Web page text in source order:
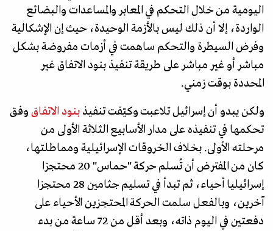
اليومية من خلال التحكم في المعابر والمساعدات والبضائع
الواردة، إلا أن ذلك ليس بالأزمة الوحيدة، حيث إن الإشكالية
وفرض السيطرة والتحكم ساهمت في أزمات مفروضة بشكل
مباشر أو غير مباشر على طريقة تنفيذ بنود الاتفاق غير
المحددة بوقت زمني.
ولكن يبدو أن إسرائيل تلاعبت وكيّفت تنفيذ بنود الاتفاق وفق
تحكمها في تنفيذه على مدار الأسابيع الثلاثة الأولى من
مرحلته الأولى. بخلاف الخروقات الإسرائيلية ومماطلتها،
كان من المفترض أن تُسلم حركة "حماس" 20 محتجزا
إسرائيليا أحياء، ثم تبدأ في تسليم جثامين 28 محتجزا
آخرين، وبالفعل سلمت الحركة المحتجزين الأحياء على
دفعتين في اليوم ذاته، وبعد أقل من 72 ساعة من بدء